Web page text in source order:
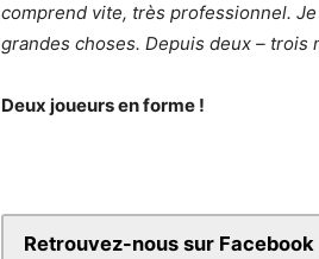
comprend vite, très professionnel.
grandes choses. Depuis deux – trois
Deux joueurs en forme !
Retrouvez-nous sur Facebook